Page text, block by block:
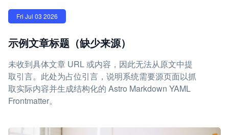
Fri Jul 03 2026
示例文章标题（缺少来源）
未收到具体文章 URL 或内容，因此无法从原文中提
取引言。此处为占位引言，说明系统需要源页面以抓
取实际内容并生成结构化的 Astro Markdown YAML
Frontmatter。